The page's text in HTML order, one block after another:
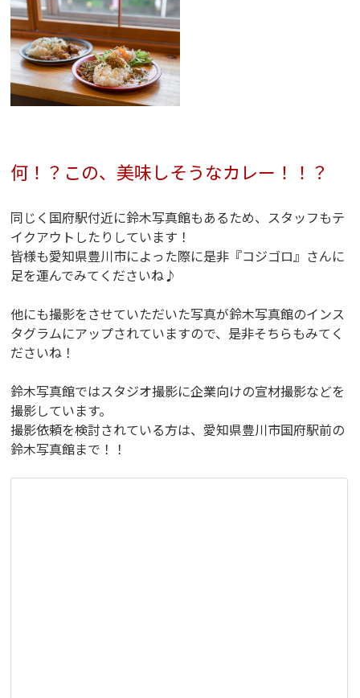
何！？この、美味しそうなカレー！！？
同じく国府駅付近に鈴木写真館もあるため、スタッフもテ
イクアウトしたりしています！
皆様も愛知県豊川市によった際に是非『コジゴロ』さんに
足を運んでみてくださいね♪
他にも撮影をさせていただいた写真が鈴木写真館のインス
タグラムにアップされていますので、是非そちらもみてく
ださいね！
鈴木写真館ではスタジオ撮影に企業向けの宣材撮影などを
撮影しています。
撮影依頼を検討されている方は、愛知県豊川市国府駅前の
鈴木写真館まで！！